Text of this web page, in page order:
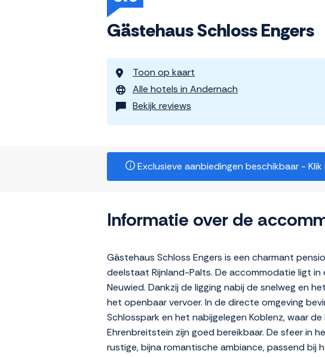
Gästehaus Schloss Engers
Toon op kaart
Alle hotels in Andernach
Bekijk reviews
Exclusieve aanbiedingen beschikbaar - Klik
Informatie over de
Gästehaus Schloss Engers is een charmant
deelstaat Rijnland-Palts. De accommodatie ligt
Neuwied. Dankzij de ligging nabij de snelweg en
het openbaar vervoer. In de directe omgeving
Schlosspark en het nabijgelegen Koblenz, waar
Ehrenbreitstein zijn goed bereikbaar. De sfeer in
rustige, bijna romantische ambiance, passend bij